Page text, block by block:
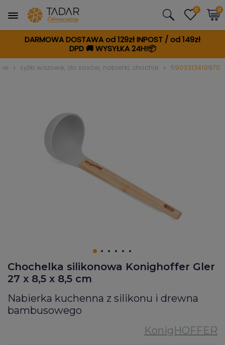
DARMOWA DOSTAWA od 129zł INPOST / od 149zł
DPD🚚WYSYŁKA 24H!📦
0 0
Łyżki wazowe, do sosów, nabierki, chochle 5903313419970
Chochelka silikonowa Konighoffer Gler
27 x 8,5 x 8,5 cm
Nabierka kuchenna z silikonu i drewna
bambusowego